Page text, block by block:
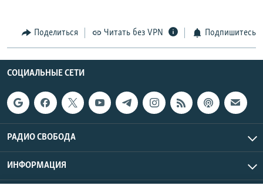
Поделиться Читать без VPN Подпишитесь
СОЦИАЛЬНЫЕ СЕТИ
РАДИО СВОБОДА
ИНФОРМАЦИЯ